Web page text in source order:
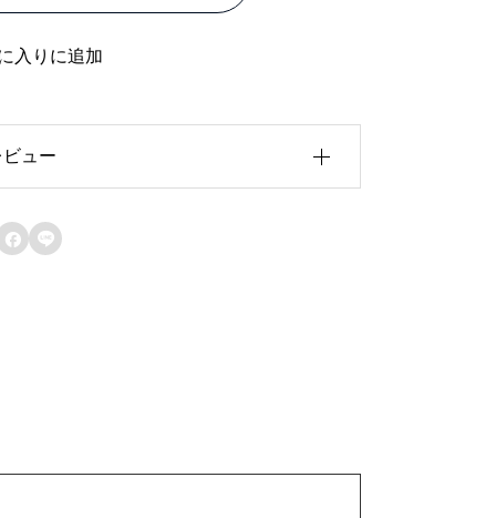
ス
バ
ブ
ラ
ッ
ク
m
入りに追加
ビュー
レビュー投稿には、会員登録が必要で
 